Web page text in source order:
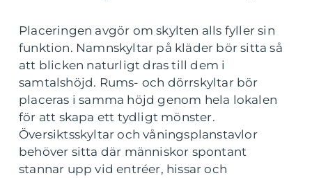
Placeringen avgör om skylten alls fyller sin
funktion. Namnskyltar på kläder bör sitta så
att blicken naturligt dras till dem i
samtalshöjd. Rums- och dörrskyltar bör
placeras i samma höjd genom hela lokalen
för att skapa ett tydligt mönster.
Översiktsskyltar och våningsplanstavlor
behöver sitta där människor spontant
stannar upp vid entréer, hissar och